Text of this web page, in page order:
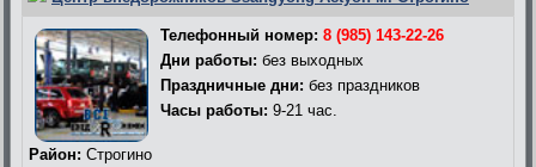
Телефонный номер: 8 (985) 143-22-26
Дни работы: без выходных
Праздничные дни: без праздников
Часы работы: 9-21 час.
Район: Строгино